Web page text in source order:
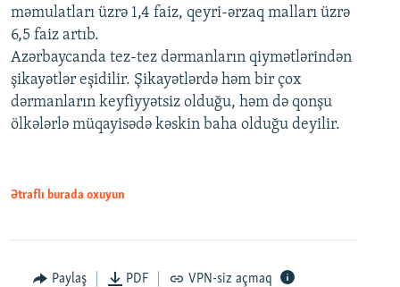
məmulatları üzrə 1,4 faiz, qeyri-ərzaq malları üzrə
6,5 faiz artıb.
Azərbaycanda tez-tez dərmanların qiymətlərindən
şikayətlər eşidilir. Şikayətlərdə həm bir çox
dərmanların keyfiyyətsiz olduğu, həm də qonşu
ölkələrlə müqayisədə kəskin baha olduğu deyilir.
Ətraflı burada oxuyun
Paylaş PDF VPN-siz açmaq